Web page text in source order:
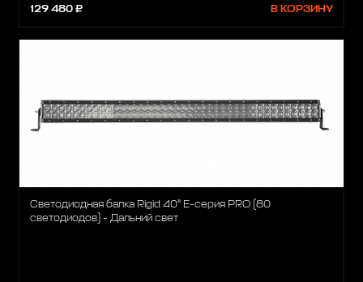
129 480 ₽ В КОРЗИНУ
Светодиодная балка Rigid 40" Е-серия PRO (80
светодиодов) - Дальний свет